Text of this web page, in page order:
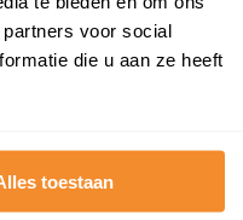
voor social
die u aan ze heeft
toestaan